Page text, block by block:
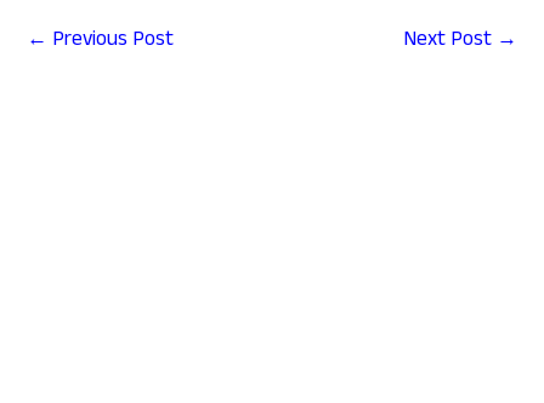
← Previous Post Next Post →